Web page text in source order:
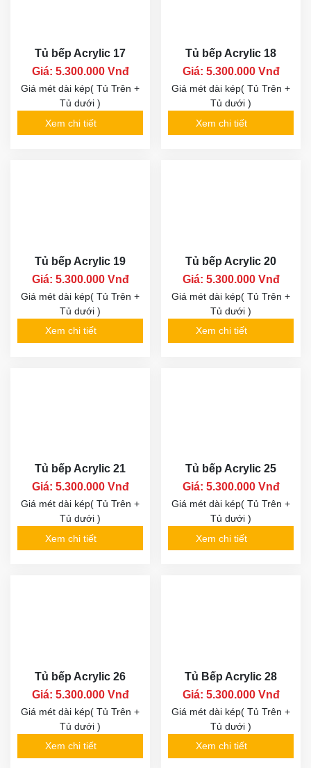
Tủ bếp Acrylic 17
Giá: 5.300.000 Vnđ
Giá mét dài kép( Tủ Trên +
Tủ dưới )
Xem chi tiết
Tủ bếp Acrylic 18
Giá: 5.300.000 Vnđ
Giá mét dài kép( Tủ Trên +
Tủ dưới )
Xem chi tiết
Tủ bếp Acrylic 19
Giá: 5.300.000 Vnđ
Giá mét dài kép( Tủ Trên +
Tủ dưới )
Xem chi tiết
Tủ bếp Acrylic 20
Giá: 5.300.000 Vnđ
Giá mét dài kép( Tủ Trên +
Tủ dưới )
Xem chi tiết
Tủ bếp Acrylic 21
Giá: 5.300.000 Vnđ
Giá mét dài kép( Tủ Trên +
Tủ dưới )
Xem chi tiết
Tủ bếp Acrylic 25
Giá: 5.300.000 Vnđ
Giá mét dài kép( Tủ Trên +
Tủ dưới )
Xem chi tiết
Tủ bếp Acrylic 26
Giá: 5.300.000 Vnđ
Giá mét dài kép( Tủ Trên +
Tủ dưới )
Xem chi tiết
Tủ Bếp Acrylic 28
Giá: 5.300.000 Vnđ
Giá mét dài kép( Tủ Trên +
Tủ dưới )
Xem chi tiết